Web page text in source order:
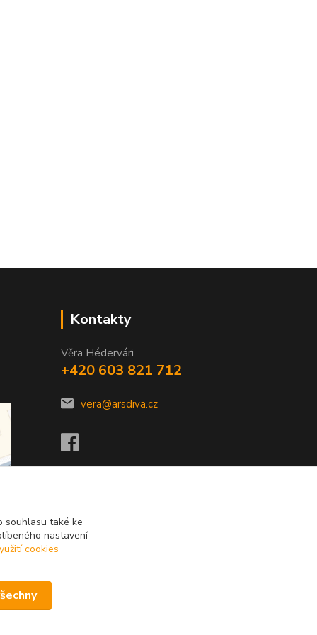
Kontakty
Věra Hédervári
+420 603 821 712
vera@arsdiva.cz
souhlasu také ke
nastavení
cookies